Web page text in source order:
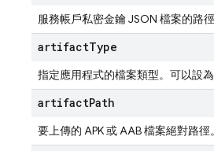
服務帳戶私密金鑰 JSON 檔案的路
artifactType
指定應用程式的檔案類型。可以設為
artifactPath
要上傳的 APK 或 AAB 檔案絕對路徑。